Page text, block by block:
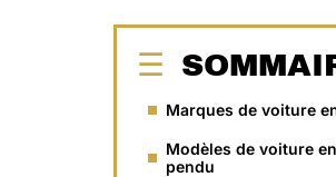
Marques de voiture
Modèles de voiture
pendu